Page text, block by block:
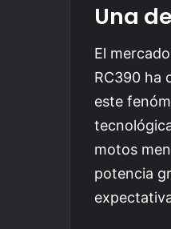
Una
El
RC390 ha
este
motos
potencia